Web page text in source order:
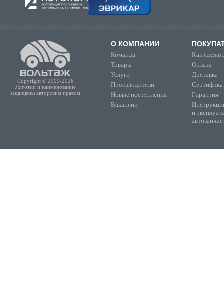
Copyright © 2009-2026
Логотип и наименование
защищены авторским правом
О КОМПАНИИ
Команда
Товары
Услуги
Производители
Новые поступления
Вакансии
Как
Оплата
Доставка
Гарантия
и